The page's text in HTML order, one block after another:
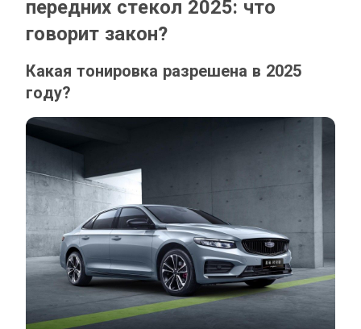
передних стекол 2025: что
говорит закон?
Какая тонировка разрешена в 2025
году?